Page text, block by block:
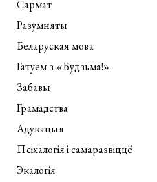
Сармат
Разумняты
Беларуская мова
Гатуем з «Будзьма!»
Забавы
Грамадства
Адукацыя
Псіхалогія і самаразвіццё
Экалогія